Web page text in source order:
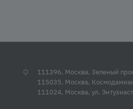
111396, Москва, Зеленый
115035, Москва,
111024, Москва, ул.